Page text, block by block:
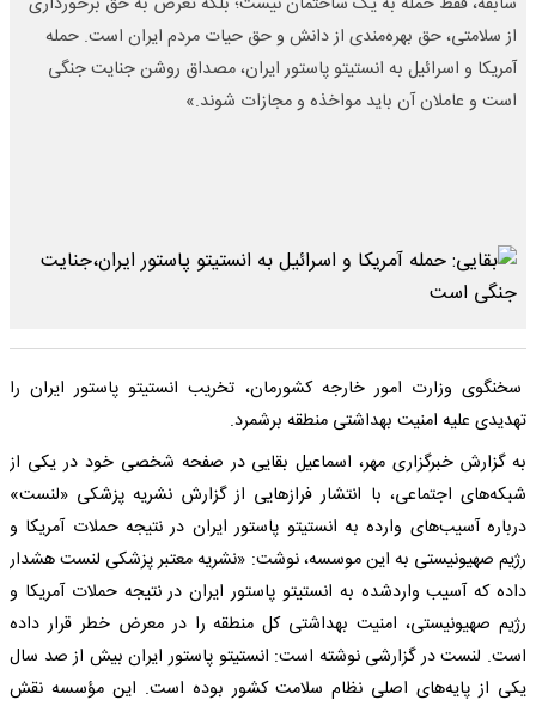
از سلامتی، حق بهره‌مندی از دانش و حق حیات مردم ایران است. حمله
آمریکا و اسرائیل به انستیتو پاستور ایران، مصداق روشن جنایت جنگی
است و عاملان آن باید مواخذه و مجازات شوند.»
سخنگوی وزارت امور خارجه کشورمان، تخریب انستیتو پاستور ایران را
تهدیدی علیه امنیت بهداشتی منطقه برشمرد.
به گزارش خبرگزاری مهر، اسماعیل بقایی در صفحه شخصی خود در یکی از
شبکه‌های اجتماعی، با انتشار فرازهایی از گزارش نشریه پزشکی «لنست»
درباره آسیب‌های وارده به انستیتو پاستور ایران در نتیجه حملات آمریکا و
رژیم صهیونیستی به این موسسه، نوشت: «نشریه معتبر پزشکی لنست هشدار
داده که آسیب واردشده به انستیتو پاستور ایران در نتیجه حملات آمریکا و
رژیم صهیونیستی، امنیت بهداشتی کل منطقه را در معرض خطر قرار داده
است. لنست در گزارشی نوشته است: انستیتو پاستور ایران بیش از صد سال
یکی از پایه‌های اصلی نظام سلامت کشور بوده است. این مؤسسه نقش